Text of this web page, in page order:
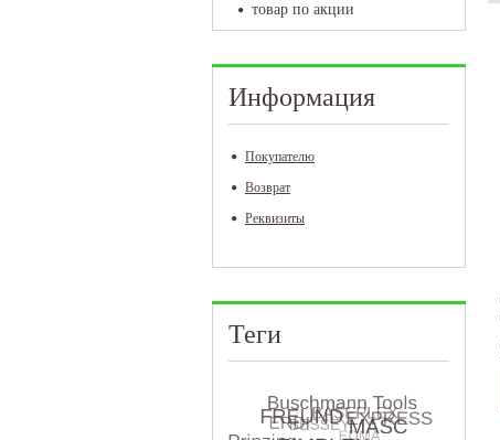
товар по акции
Информация
Покупателю
Возврат
Реквизиты
Теги